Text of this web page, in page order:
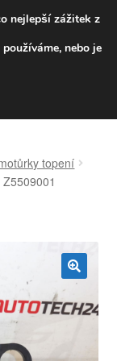
494
topení
🔍
nejlepší zážitek z
nebo je